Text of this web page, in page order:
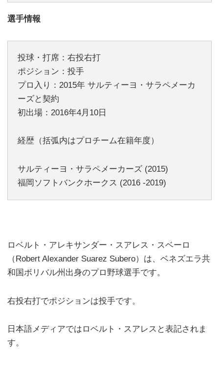
選手情報
投球・打席：右投右打
ポジション：投手
プロ入り：2015年 サルティーヨ・サラペメーカ
ーズと契約
初出場：2016年4月10日
経歴（括弧内はプロチーム在籍年度）
サルティーヨ・サラペメーカーズ (2015)
福岡ソフトバンクホークス (2016 -2019)
ロベルト・アレキサンダー・スアレス・スベーロ
（Robert Alexander Suarez Subero）は、ベネズエラ共
和国ボリバル州出身のプロ野球選手です。
右投右打でポジションは投手です。
日本語メディアではロベルト・スアレスと表記されま
す。